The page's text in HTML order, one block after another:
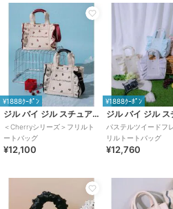
¥1888ｸｰﾎﾟﾝ
ジル バイ ジル スチュアート
＜Cherryシリーズ＞フリルト
ートバッグ
¥12,100
¥1888ｸｰﾎﾟﾝ
パステルツイードフ
リルトートバッグ
¥12,760